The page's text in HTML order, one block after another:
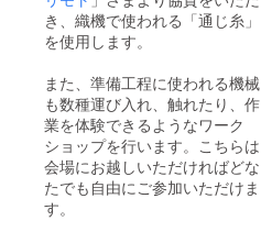
き、織機で使われる「通じ糸」
を使用します。
また、準備工程に使われる機械
も数種運び入れ、触れたり、作
業を体験できるようなワーク
ショップを行います。こちらは
会場にお越しいただければどな
たでも自由にご参加いただけま
す。